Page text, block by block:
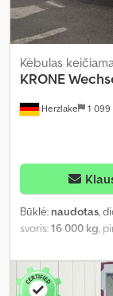
Herzlake 1 099
Kėbulas
KRONE
Būklė: naudotas,
svoris:16 000 kg,
,
aukštis:2 525 mm,
2 550 mm
,